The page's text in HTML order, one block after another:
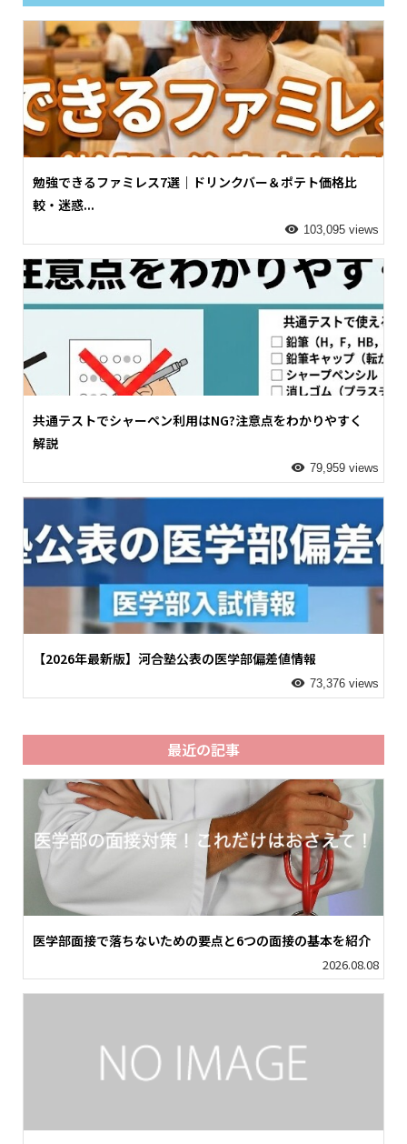
勉強できるファミレス7選｜ドリンクバー＆ポテト価格比
較・迷惑...
103,095 views
共通テストでシャーペン利用はNG?注意点をわかりやすく
解説
79,959 views
【2026年最新版】河合塾公表の医学部偏差値情報
73,376 views
最近の記事
医学部面接で落ちないための要点と6つの面接の基本を紹介
2026.08.08